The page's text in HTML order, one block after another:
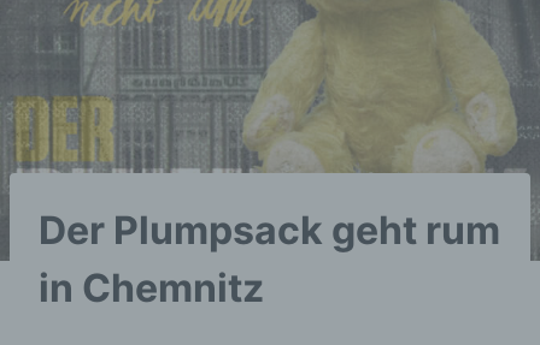
Der Plumpsack geht rum
in Chemnitz